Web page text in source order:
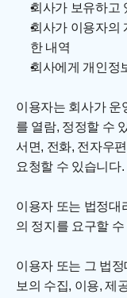
회사가 보유하고
회사가 이용자의
한 내역
회사에게 개인정
이용자는 회사가 운
를 열람, 정정할 수
서면, 전화, 전자우
요청할 수 있습니다.
이용자 또는 법정대
의 정지를 요구할
이용자 또는 그 법
보의 수집, 이용, 제